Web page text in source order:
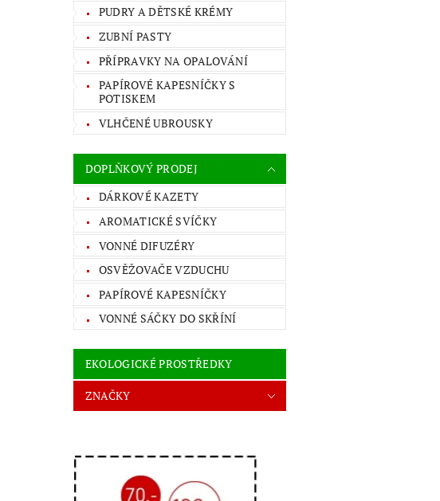
PUDRY A DĚTSKÉ KRÉMY
ZUBNÍ PASTY
PŘÍPRAVKY NA OPALOVÁNÍ
PAPÍROVÉ KAPESNÍČKY S
POTISKEM
VLHČENÉ UBROUSKY
DOPLŇKOVÝ PRODEJ
DÁRKOVÉ KAZETY
AROMATICKÉ SVÍČKY
VONNÉ DIFUZÉRY
OSVĚŽOVAČE VZDUCHU
PAPÍROVÉ KAPESNÍČKY
VONNÉ SÁČKY DO SKŘÍNÍ
EKOLOGICKÉ PROSTŘEDKY
ZNAČKY